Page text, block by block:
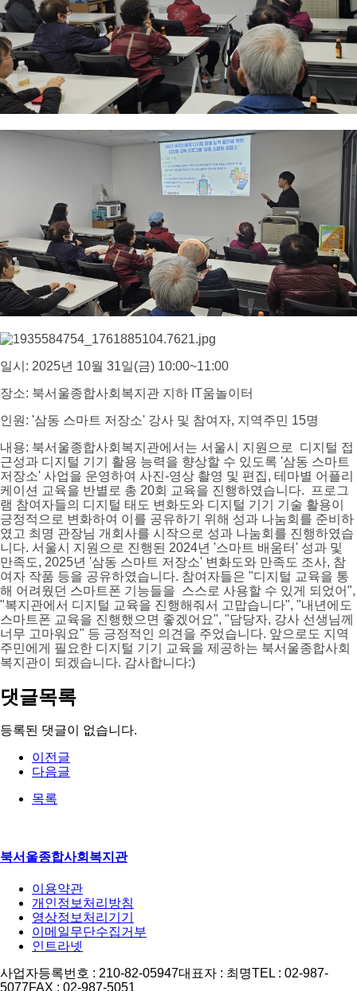
일시: 2025년 10월 31일(금) 10:00~11:00
장소: 북서울종합사회복지관 지하 IT움놀이터
인원: '삼동 스마트 저장소' 강사 및 참여자, 지역주민 15명
내용: 북서울종합사회복지관에서는 서울시 지원으로 디지털 접
근성과 디지털 기기 활용 능력을 향상할 수 있도록 '삼동 스마트
저장소' 사업을 운영하여 사진-영상 촬영 및 편집, 테마별 어플리
케이션 교육을 반별로 총 20회 교육을 진행하였습니다. 프로그
램 참여자들의 디지털 태도 변화도와 디지털 기기 기술 활용이
긍정적으로 변화하여 이를 공유하기 위해 성과 나눔회를 준비하
였고 최명 관장님 개회사를 시작으로 성과 나눔회를 진행하였습
니다. 서울시 지원으로 진행된 2024년 '스마트 배움터' 성과 및
만족도, 2025년 '삼동 스마트 저장소' 변화도와 만족도 조사, 참
여자 작품 등을 공유하였습니다. 참여자들은 "디지털 교육을 통
해 어려웠던 스마트폰 기능들을 스스로 사용할 수 있게 되었어",
"복지관에서 디지털 교육을 진행해줘서 고맙습니다", "내년에도
스마트폰 교육을 진행했으면 좋겠어요", "담당자, 강사 선생님께
너무 고마워요" 등 긍정적인 의견을 주었습니다. 앞으로도 지역
주민에게 필요한 디지털 기기 교육을 제공하는 북서울종합사회
복지관이 되겠습니다. 감사합니다:)
댓글목록
등록된 댓글이 없습니다.
이전글
다음글
목록
북서울종합사회복지관
이용약관
개인정보처리방침
영상정보처리기기
이메일무단수집거부
인트라넷
사업자등록번호 : 210-82-05947대표자 : 최명TEL : 02-987-
5077FAX : 02-987-5051